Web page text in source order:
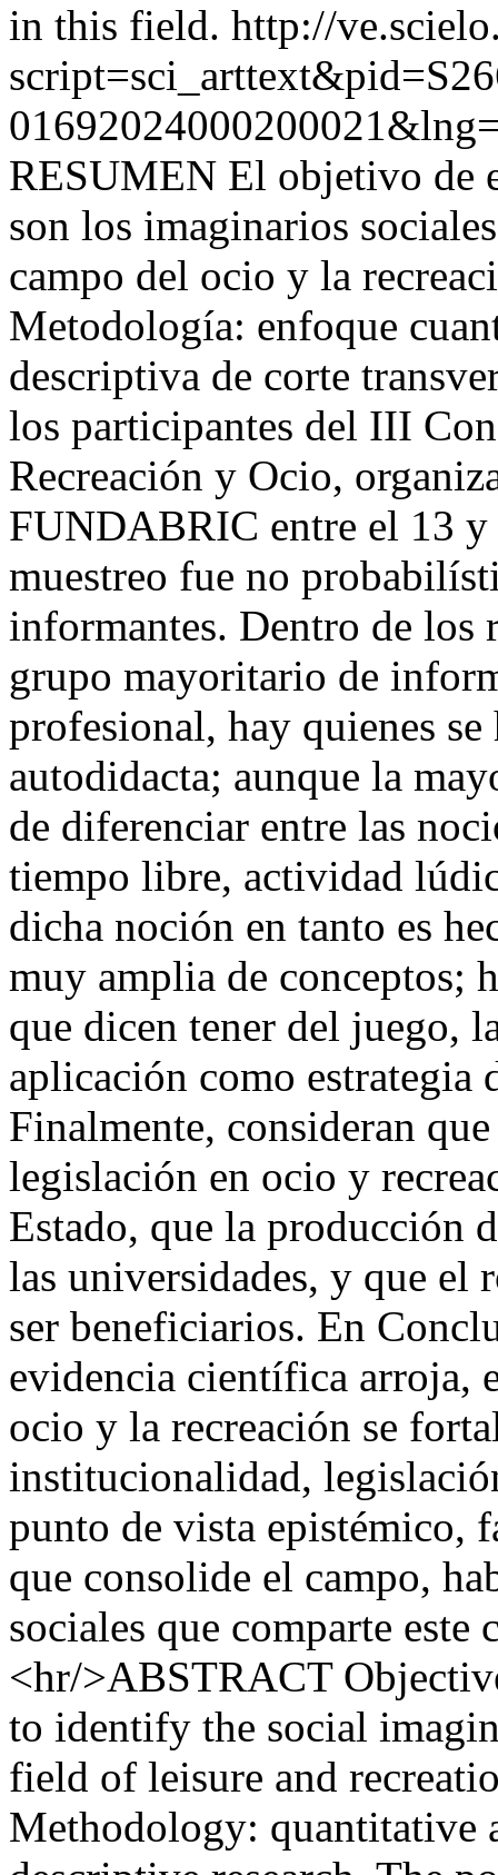
in this field. http://
RESUMEN El objetivo de
son los imaginarios
campo del ocio y la
Metodología: enfoque
descriptiva de corte
los participantes del III
Recreación y Ocio,
FUNDABRIC entre el 13
muestreo fue no
informantes. Dentro de los
grupo mayoritario de
profesional, hay quienes
autodidacta; aunque la
de diferenciar entre las
tiempo libre, actividad
dicha noción en tanto es
muy amplia de conceptos;
que dicen tener del juego,
aplicación como estrategia
Finalmente, consideran
legislación en ocio y
Estado, que la producción
las universidades, y que el
ser beneficiarios. En
evidencia científica arroja,
ocio y la recreación se
institucionalidad,
punto de vista epistémico,
que consolide el campo,
sociales que comparte
<hr/>ABSTRACT
to identify the social
field of leisure and
Methodology: quantitative